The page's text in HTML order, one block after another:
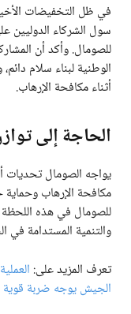
في ظل التخفيضات
سول الشركاء الدوليين
للصومال. وأكد أن
الوطنية لبناء سلام
أثناء مكافحة الإرهاب.
الحاجة إلى
يواجه الصومال تحديات
مكافحة الإرهاب
للصومال في هذه
والتنمية المستدامة في
تعرف المزيد على:
الجيش يوجه ضربة قوية